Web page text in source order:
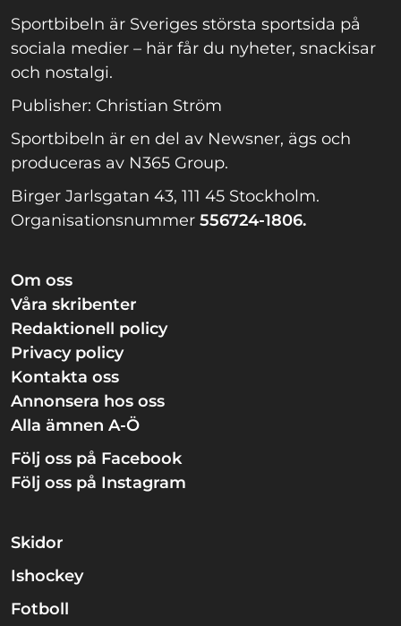
Sportbibeln är Sveriges största sportsida på
sociala medier – här får du nyheter, snackisar
och nostalgi.
Publisher: Christian Ström
Sportbibeln är en del av Newsner, ägs och
produceras av N365 Group.
Birger Jarlsgatan 43, 111 45 Stockholm.
Organisationsnummer 556724-1806.
Om oss
Våra skribenter
Redaktionell policy
Privacy policy
Kontakta oss
Annonsera hos oss
Alla ämnen A-Ö
Följ oss på Facebook
Följ oss på Instagram
Skidor
Ishockey
Fotboll